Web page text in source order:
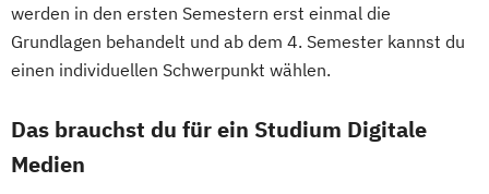
werden in den ersten Semestern erst einmal die
Grundlagen behandelt und ab dem 4. Semester kannst du
einen individuellen Schwerpunkt wählen.
Das brauchst du für ein Studium Digitale
Medien